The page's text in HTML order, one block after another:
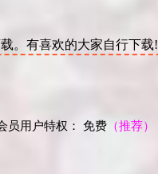
。有喜欢的大家自行下载!
用户特权： 免费 （推荐）